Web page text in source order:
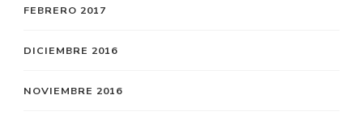
FEBRERO 2017
DICIEMBRE 2016
NOVIEMBRE 2016